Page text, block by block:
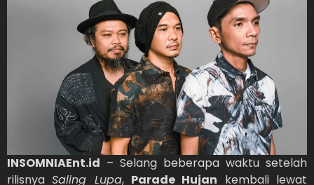
INSOMNIAEnt.id – Selang beberapa waktu setelah
rilisnyaSaling Lupa, Parade Hujan kembali lewat